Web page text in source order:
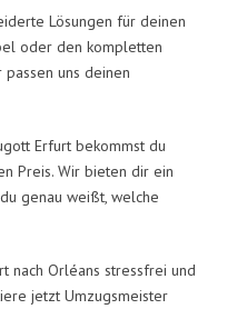
Lösungen für deinen
oder den kompletten
uns deinen
Erfurt bekommst du
Preis. Wir bieten dir ein
genau weißt, welche
nach Orléans stressfrei und
jetzt Umzugsmeister